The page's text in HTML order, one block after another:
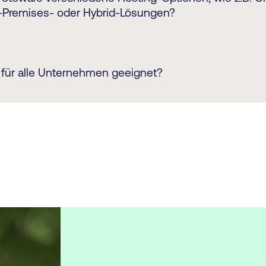
und Integrationen bis hin zur Anzahl der Nutzer
Unsere Preise sind skalierbar, d.h. Sie zahlen nur
oder Hybrid-Lösungen?
oben genannten Hosting-Optionen. Unsere
Lösung für Ihr Unternehmen am besten
alle Unternehmen geeignet?
einige unserer Kundenberichte lesen.